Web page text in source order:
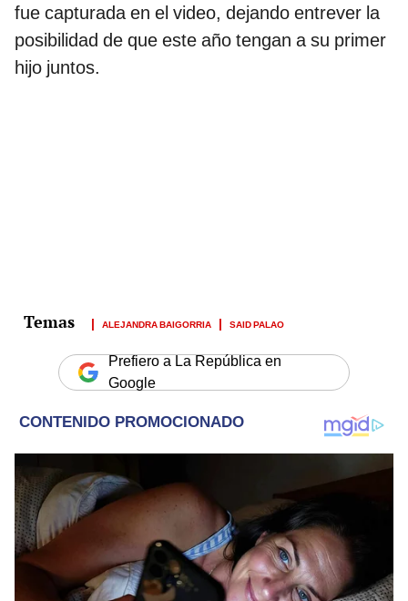
fue capturada en el video, dejando entrever la
posibilidad de que este año tengan a su primer
hijo juntos.
ALEJANDRA BAIGORRIA SAID PALAO
Prefiero a La República en
Google